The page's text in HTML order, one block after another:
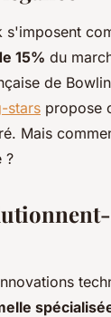
15% du
de
stars propose
Mais
?